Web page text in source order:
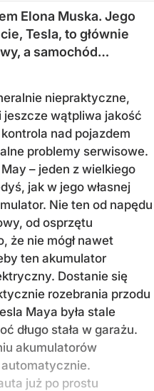
Elona Muska. Jego
Tesla, to głównie
a samochód…
niepraktyczne,
jeszcze wątpliwa jakość
nad pojazdem
problemy serwisowe.
– jeden z wielkiego
jak w jego własnej
Nie ten od napędu
od osprzętu
że nie mógł nawet
ten akumulator
Dostanie się
rozebrania przodu
Maya była stale
długo stała w garażu.
akumulatorów
automatycznie.
już po prostu